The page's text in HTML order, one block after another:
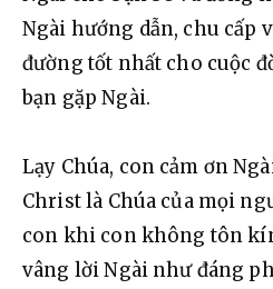
Ngài hướng dẫn, chu cấp
đường tốt nhất cho cuộc
bạn gặp Ngài.
Lạy Chúa, con cảm ơn
Christ là Chúa của mọi
con khi con không tôn
vâng lời Ngài như đáng